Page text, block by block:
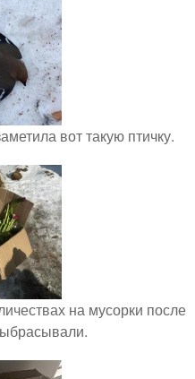
вот такую птичку.
на мусорки после